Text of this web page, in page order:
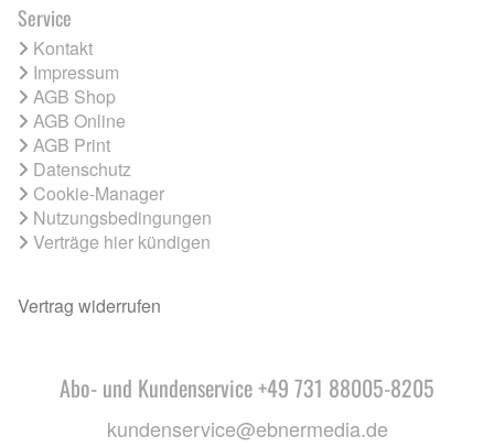
Service
Kontakt
Impressum
AGB Shop
AGB Online
AGB Print
Datenschutz
Cookie-Manager
Nutzungsbedingungen
Verträge hier kündigen
Vertrag widerrufen
Abo- und Kundenservice +49 731 88005-8205
kundenservice@ebnermedia.de